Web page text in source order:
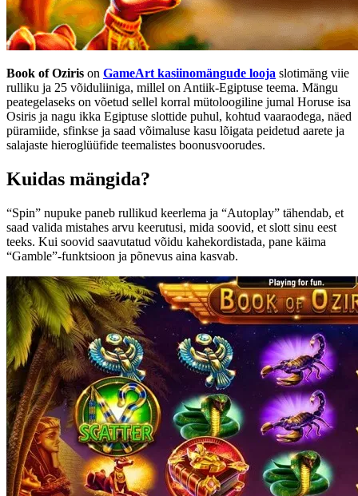
Book of Oziris on GameArt kasiinomängude looja slotimäng viie
rulliku ja 25 võiduliiniga, millel on Antiik-Egiptuse teema. Mängu
peategelaseks on võetud sellel korral mütoloogiline jumal Horuse isa
Osiris ja nagu ikka Egiptuse slottide puhul, kohtud vaaraodega, näed
püramiide, sfinkse ja saad võimaluse kasu lõigata peidetud aarete ja
salajaste hieroglüüfide teemalistes boonusvoorudes.
Kuidas mängida?
“Spin” nupuke paneb rullikud keerlema ja “Autoplay” tähendab, et
saad valida mistahes arvu keerutusi, mida soovid, et slott sinu eest
teeks. Kui soovid saavutatud võidu kahekordistada, pane käima
“Gamble”-funktsioon ja põnevus aina kasvab.